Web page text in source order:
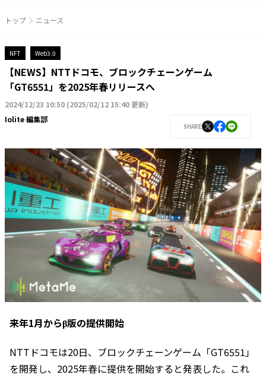
トップ ニュース
NFT Web3.0
【NEWS】NTTドコモ、ブロックチェーンゲーム
「GT6551」を2025年春リリースへ
2024/12/23 10:50 (2025/02/12 15:40 更新)
Iolite 編集部
SHARE
来年1月からβ版の提供開始
NTTドコモは20日、ブロックチェーンゲーム「GT6551」
を開発し、2025年春に提供を開始すると発表した。これ